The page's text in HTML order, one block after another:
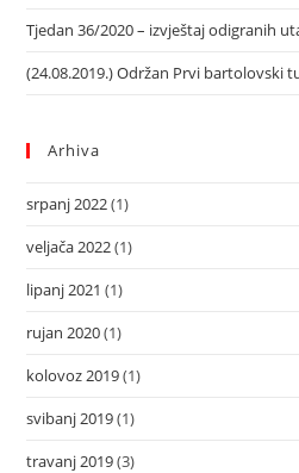
Tjedan 36/2020 – izvještaj odigranih
(24.08.2019.) Održan Prvi bartolovski
Arhiva
srpanj 2022(1)
veljača 2022(1)
lipanj 2021 (1)
rujan 2020(1)
kolovoz 2019(1)
svibanj 2019(1)
travanj 2019(3)